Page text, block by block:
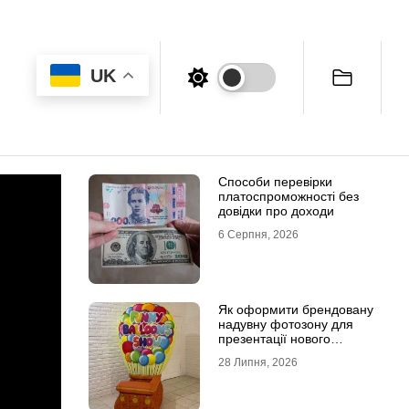
UK
Способи перевірки
платоспроможності без
довідки про доходи
6 Серпня, 2026
Як оформити брендовану
надувну фотозону для
презентації нового
28 Липня, 2026